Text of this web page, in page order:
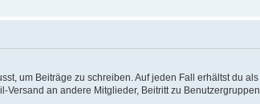
um Beiträge zu schreiben. Auf jeden Fall erhältst du
an andere Mitglieder, Beitritt zu